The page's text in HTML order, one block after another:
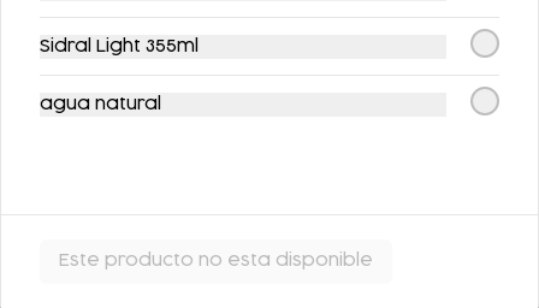
$53.00
Sidral Light 355ml
agua natural
Este producto no esta disponible